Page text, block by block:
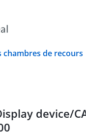
chambres de recours
device/